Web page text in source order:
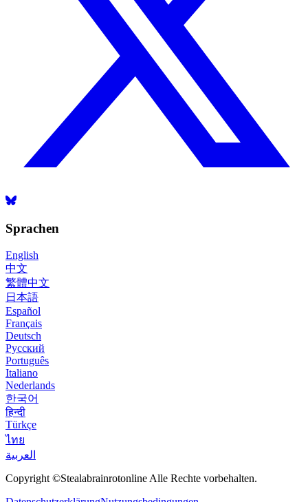
Sprachen
English
中文
繁體中文
日本語
Español
Français
Deutsch
Русский
Português
Italiano
Nederlands
한국어
हिन्दी
Türkçe
ไทย
العربية
Copyright ©Stealabrainrotonline Alle Rechte vorbehalten.